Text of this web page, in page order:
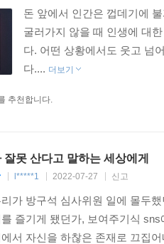
게 청년 세대가 온통 빼앗긴 시
몰라도, 그들은 생존을 건 경쟁
로 이 사회의 불평등과 양극
마다의 절망이 있지만
서 견지하는 비평적 시선에 더
났는지, 또는 일상의 회복이라
에 관해 차근차근 짚어본다.
자체가 거대한 ‘노키즈존’이 되
돈 앞에서 인간은 껍데기에
굴러가지 않을 때 인생에 대
다. 어떤 상황에서도 웃고 넘
다.... 더보기
추천합니다.
잘못 산다고 말하는 세상에게
l*****1 2022-07-27 신고
가 방구석 심사위원 일에 몰두
즐기게 됐던가, 보여주기식
서 자신을 하찮은 존재로 끄집